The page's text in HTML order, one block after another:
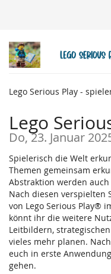
springen
Lego Serious Play -
Lego
Do, 23. Januar
Spielerisch die Welt
Themen gemeinsam
Abstraktion werden
Nach diesen
von Lego Serious Play®
könnt ihr die weitere
Leitbildern,
vieles mehr planen.
euch in erste
gehen.